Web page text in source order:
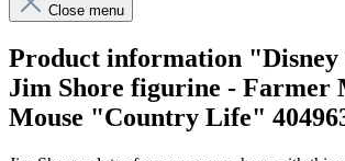
Close menu
Product information
Jim Shore figurine - Farmer
Mouse "Country Life"